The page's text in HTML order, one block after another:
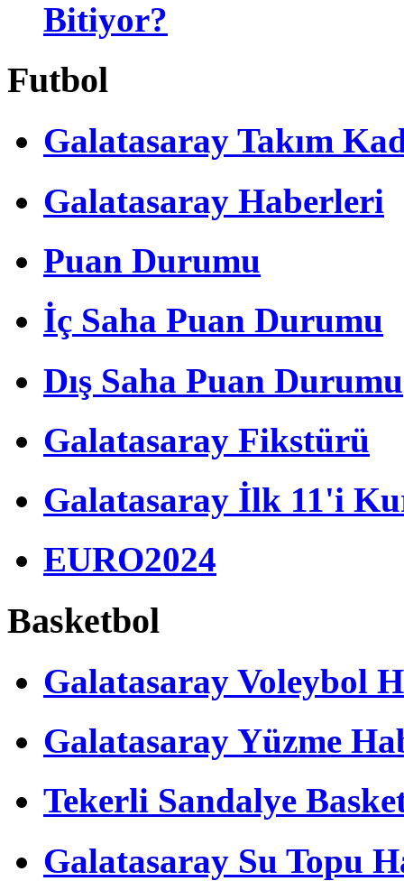
Bitiyor?
Futbol
Galatasaray Takım
Galatasaray Haberleri
Puan Durumu
İç Saha Puan Durumu
Dış Saha Puan Durumu
Galatasaray Fikstürü
Galatasaray İlk 11'i
EURO2024
Basketbol
Galatasaray Voleybol
Galatasaray Yüzme
Tekerli Sandalye
Galatasaray Su Topu